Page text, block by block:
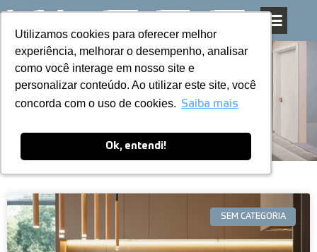
Utilizamos cookies para oferecer melhor
experiência, melhorar o desempenho, analisar
como você interage em nosso site e
personalizar conteúdo. Ao utilizar este site, você
concorda com o uso de cookies. Saiba mais
Ok, entendi!
Utilizamos cookies para oferecer melhor
experiência, melhorar o desempenho, analisar
como você interage em nosso site e
personalizar conteúdo. Ao utilizar este site, você
concorda com o uso de cookies. Saiba mais
Ok, entendi!
Pular
para
o
conteúdo
Blog
SEM CATEGORIA